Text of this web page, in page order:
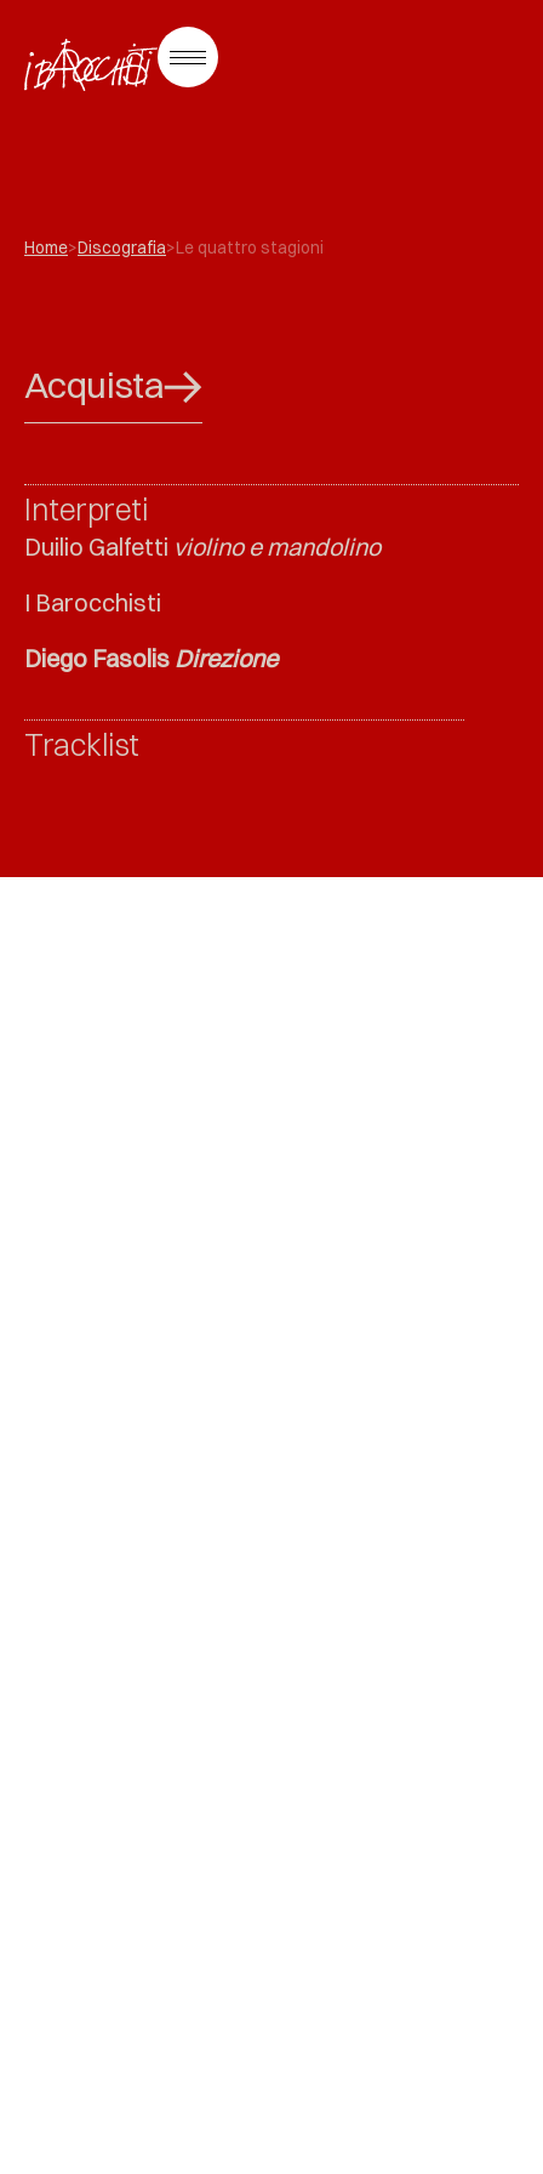
Home>Discografia>Le quattro stagioni
Acquista
Interpreti
Duilio Galfetti violino e mandolino
I Barocchisti
Diego Fasolis Direzione
Tracklist